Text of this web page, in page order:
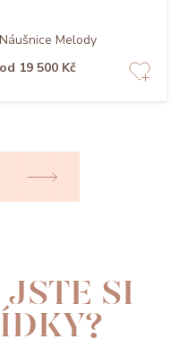
Náušnice Melody
od 19 500 Kč
SI